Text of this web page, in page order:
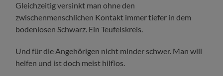
Gleichzeitig versinkt man ohne den
zwischenmenschlichen Kontakt immer tiefer in dem
bodenlosen Schwarz. Ein Teufelskreis.
Und für die Angehörigen nicht minder schwer. Man will
helfen und ist doch meist hilflos.